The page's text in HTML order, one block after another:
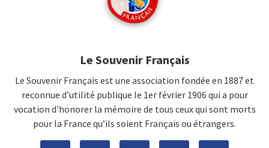
Le Souvenir Français
Le Souvenir Français est une association fondée en 1887 et
reconnue d’utilité publique le 1er février 1906 qui a pour
vocation d'honorer la mémoire de tous ceux qui sont morts
pour la France qu’ils soient Français ou étrangers.